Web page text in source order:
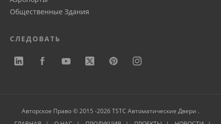
Общественные Здания
СЛЕДОВАТЬ
Авторское Право © 2015 -2026 TSTC Автоматические Двери .